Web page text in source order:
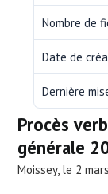
Nombre de
Date de
Dernière
Procès
générale
Moissey, le 2